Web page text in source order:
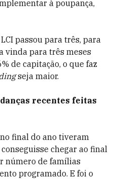
à poupança,
passou para três, para
vinda para três meses
de capitação, o que faz
seja maior.
recentes feitas
final do ano tiveram
chegar ao final
número de famílias
programado. E foi o